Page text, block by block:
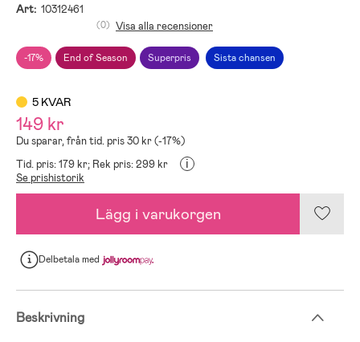
Art: 10312461
-17% End of Season Superpris Sista chansen
(0) Visa alla recensioner
5 KVAR
149 kr
Du sparar, från tid. pris 30 kr (-17%)
Tid. pris: 179 kr; Rek pris: 299 kr i
Se prishistorik
Lägg i varukorgen
Delbetalamed
Beskrivning